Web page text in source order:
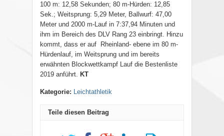
100 m: 12,58 Sekunden; 80 m-Hürden: 12,85
Sek.; Weitsprung: 5,29 Meter, Ballwurf: 47,00
Meter und 2000 m-Lauf in 7:37,94 Minuten und
ihm im Bereich des DLV Rang 23 einbringt. Hinzu
kommt, dass er auf Rheinland- ebene im 80 m-
Hürdenlauf, im Weitsprung und im bereits
erwähnten Blockwettkampf Lauf die Bestenliste
2019 anführt. KT
Kategorie: Leichtathletik
Teile diesen Beitrag